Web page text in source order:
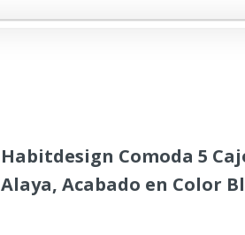
Habitdesign Comoda 5
Alaya, Acabado en Color